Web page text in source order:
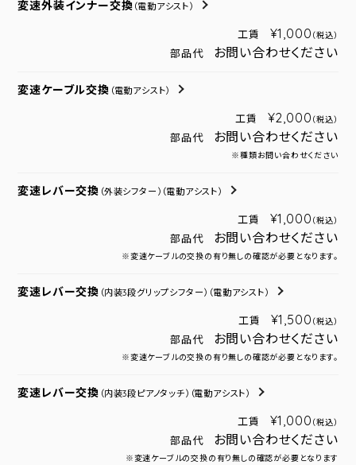
変速外装インナー交換 （電動アシスト）
工賃 ¥1,000 （税込）
部品代 お問い合わせください
変速ケーブル交換 （電動アシスト）
工賃 ¥2,000 （税込）
部品代 お問い合わせください
※種類お問い合わせください
変速レバー交換 （外装シフター） （電動アシスト）
工賃 ¥1,000 （税込）
部品代 お問い合わせください
※変速ケーブルの交換の有り無しの確認が必要となります。
変速レバー交換 （内装3段グリップシフター） （電動アシスト）
工賃 ¥1,500 （税込）
部品代 お問い合わせください
※変速ケーブルの交換の有り無しの確認が必要となります。
変速レバー交換 （内装3段ピアノタッチ） （電動アシスト）
工賃 ¥1,000 （税込）
部品代 お問い合わせください
※変速ケーブルの交換の有り無しの確認が必要となります